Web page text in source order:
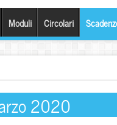
Moduli Circolari
2020